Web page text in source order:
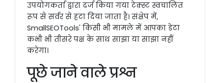
उपयोगकर्ता द्वारा दर्ज किया गया टेक्स्ट स्वचालित
रूप से सर्वर से हटा दिया जाता है। संक्षेप में,
SmallSEOTools' किसी भी मामले में आपका डेटा
कभी भी तीसरे पक्ष के साथ साझा या साझा नहीं
करेगा।
पूछे जाने वाले प्रश्न